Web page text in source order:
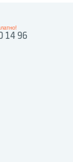
14 96